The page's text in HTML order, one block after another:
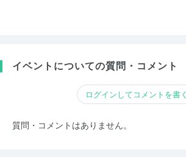
イベントについての質問・コメント
ログインしてコメントを書く
質問・コメントはありません。